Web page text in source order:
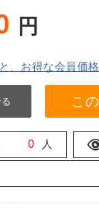
円
、お得な会員価
こ
0 人